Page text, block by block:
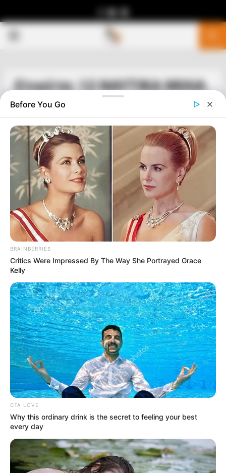
Ετικέτα: 12 ΝΑΥΤΙΚΑ ΜΙΛΙΑ
ΠΟΛΙΤΙΚΗ
Επέκταση των ελληνικών χωρικών
υδάτων στα 12 ναυτικά μίλια
Επέκταση των ελληνικών χωρικών υδάτων στα 12 ναυτικά
μίλια.. της Ελένης Σαββάκη, Ομότιμης Καθηγήτριας Ιατρικής
Πανεπιστημίου Κρήτης, μέλους του ΙΗΑ. Πώς θα έπρεπε να
κινηθεί η...
ΚΟΙΝΩΝΙΚΑ ΔΙΚΤΥΑ
FACEBOOK
YOUTUBE
EMAIL ΑΚΟΛΟΥΘΉΣΤΕ
Before You Go
BRAINBERRIES
Critics Were Impressed By The Way She Portrayed Grace
Kelly
CTA LOVE
Why this ordinary drink is the secret to feeling your best
every day